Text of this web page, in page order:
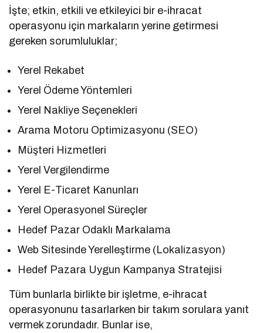
İşte; etkin, etkili ve etkileyici bir e-ihracat
operasyonu için markaların yerine getirmesi
gereken sorumluluklar;
Yerel Rekabet
Yerel Ödeme Yöntemleri
Yerel Nakliye Seçenekleri
Arama Motoru Optimizasyonu (SEO)
Müşteri Hizmetleri
Yerel Vergilendirme
Yerel E-Ticaret Kanunları
Yerel Operasyonel Süreçler
Hedef Pazar Odaklı Markalama
Web Sitesinde Yerelleştirme (Lokalizasyon)
Hedef Pazara Uygun Kampanya Stratejisi
Tüm bunlarla birlikte bir işletme, e-ihracat
operasyonunu tasarlarken bir takım sorulara yanıt
vermek zorundadır. Bunlar ise,